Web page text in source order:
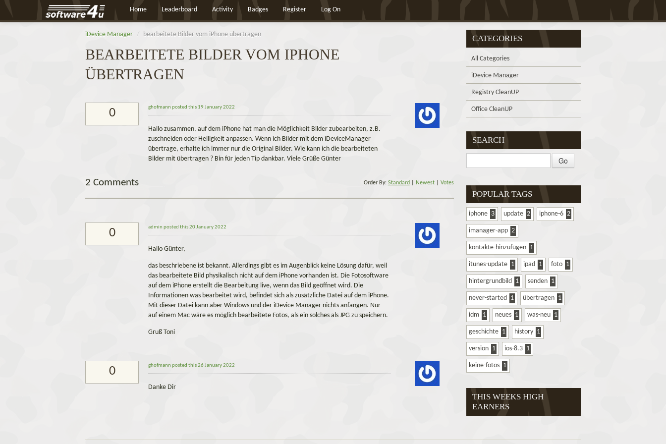
Home Leaderboard Activity Badges Register Log On
iDevice Manager / bearbeitete Bilder vom iPhone übertragen
BEARBEITETE BILDER VOM IPHONE
ÜBERTRAGEN
0 ghofmann posted this 19 January 2022
Hallo zusammen, auf dem iPhone hat man die Möglichkeit Bilder zubearbeiten, z.B.
zuschneiden oder Helligkeit anpassen. Wenn ich Bilder mit dem iDeviceManager
übertrage, erhalte ich immer nur die Original Bilder. Wie kann ich die bearbeiteten
Bilder mit übertragen ? Bin für jeden Tip dankbar. Viele Grüße Günter
2 Comments Order By: Standard Newest| Votes
0 admin posted this 20 January 2022
Hallo Günter,
das beschriebene ist bekannt. Allerdings gibt es im Augenblick keine Lösung dafür, weil
das bearbeitete Bild physikalisch nicht auf dem iPhone vorhanden ist. Die Fotosoftware
auf dem iPhone erstellt die Bearbeitung live, wenn das Bild geöffnet wird. Die
Informationen was bearbeitet wird, befindet sich als zusätzliche Datei auf dem iPhone.
Mit dieser Datei kann aber Windows und der iDevice Manager nichts anfangen. Nur
auf einem Mac wäre es möglich bearbeitete Fotos, als ein solches als JPG zu speichern.
Gruß Toni
0 ghofmann posted this 26 January 2022
Danke Dir
CATEGORIES
All Categories
iDevice Manager
Registry CleanUP
Office CleanUP
SEARCH
POPULAR TAGS
iphone 3 update 2 iphone-6 2
imanager-app 2
kontakte-hinzufügen 1
itunes-update 1 ipad 1 foto 1
hintergrundbild 1 senden 1
never-started 1 übertragen 1
idm 1 neues 1 was-neu 1
geschichte 1 history 1
version 1 ios-8.3 1
keine-fotos 1
THIS WEEKS HIGH
EARNERS